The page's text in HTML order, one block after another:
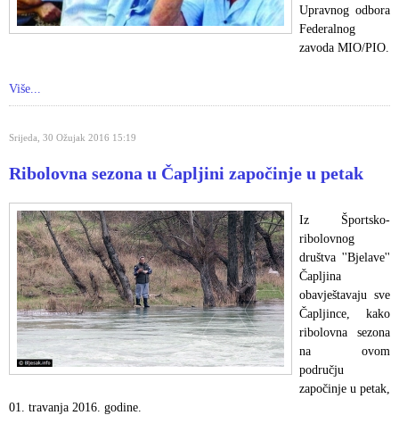
Upravnog odbora
Federalnog
zavoda MIO/PIO.
Više...
Srijeda, 30 Ožujak 2016 15:19
Ribolovna sezona u Čapljini započinje u petak
Iz Športsko-
ribolovnog
društva ''Bjelave''
Čapljina
obavještavaju sve
Čapljince, kako
ribolovna sezona
na ovom
području
započinje u petak,
01. travanja 2016. godine.